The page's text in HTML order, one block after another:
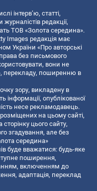
інтерв’ю, статті,
редакції,
ТОВ «Золота середина».
Images редакція має
України «Про авторські
без письмового
вони не
перекладу, поширенню в
зору, викладену в
інформації, опублікованої
несе рекламодавець.
на цьому сайті,
цього сайту,
згадування, але без
середина»
буде вважатися: будь-яке
поширення,
включенням до
адаптація, переклад